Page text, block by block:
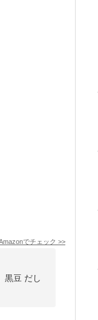
でチェック >>
黒豆 だし